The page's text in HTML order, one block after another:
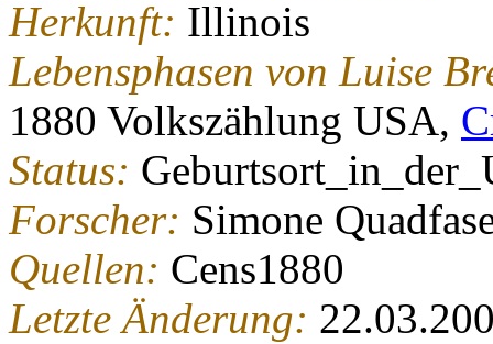
Herkunft: Illinois
Lebensphasen von Luise
1880 Volkszählung USA,
Status:
Forscher: Simone
Quellen: Cens1880
Letzte Änderung: